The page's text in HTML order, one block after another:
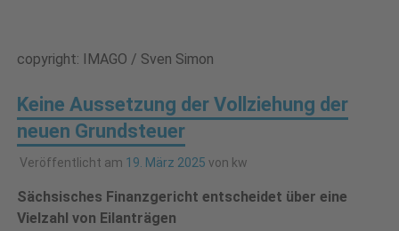
copyright: IMAGO / Sven Simon
Keine Aussetzung der Vollziehung der
neuen Grundsteuer
Veröffentlicht am 19. März 2025 von kw
Sächsisches Finanzgericht entscheidet über eine
Vielzahl von Eilanträgen